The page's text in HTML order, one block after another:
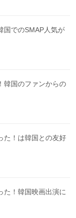
国でのSMAP人気が
韓国のファンからの
た！は韓国との友好
た！韓国映画出演に